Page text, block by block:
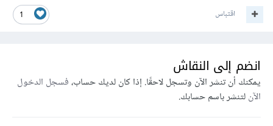
1 اقتباس
انضم إلى النقاش
يمكنك أن تنشر الآن وتسجل لاحقًا. إذا كان لديك حساب،فسجل الدخول
الآنلتنشر باسم حسابك.